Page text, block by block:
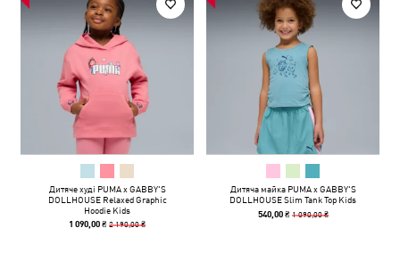
Дитяче худі PUMA x GABBY'S
DOLLHOUSE Relaxed Graphic
Hoodie Kids
1 090,00 ₴2 190,00 ₴
Дитяча майка PUMA x GABBY'S
DOLLHOUSE Slim Tank Top Kids
540,00 ₴ 1 090,00 ₴